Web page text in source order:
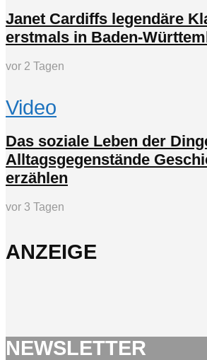
Janet Cardiffs legendäre
erstmals in Baden-
vor 2 Tagen
Video
Das soziale Leben der
Alltagsgegenstände
erzählen
vor 3 Tagen
ANZEIGE
NEWSLETTER